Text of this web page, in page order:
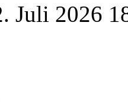
Juli 2026